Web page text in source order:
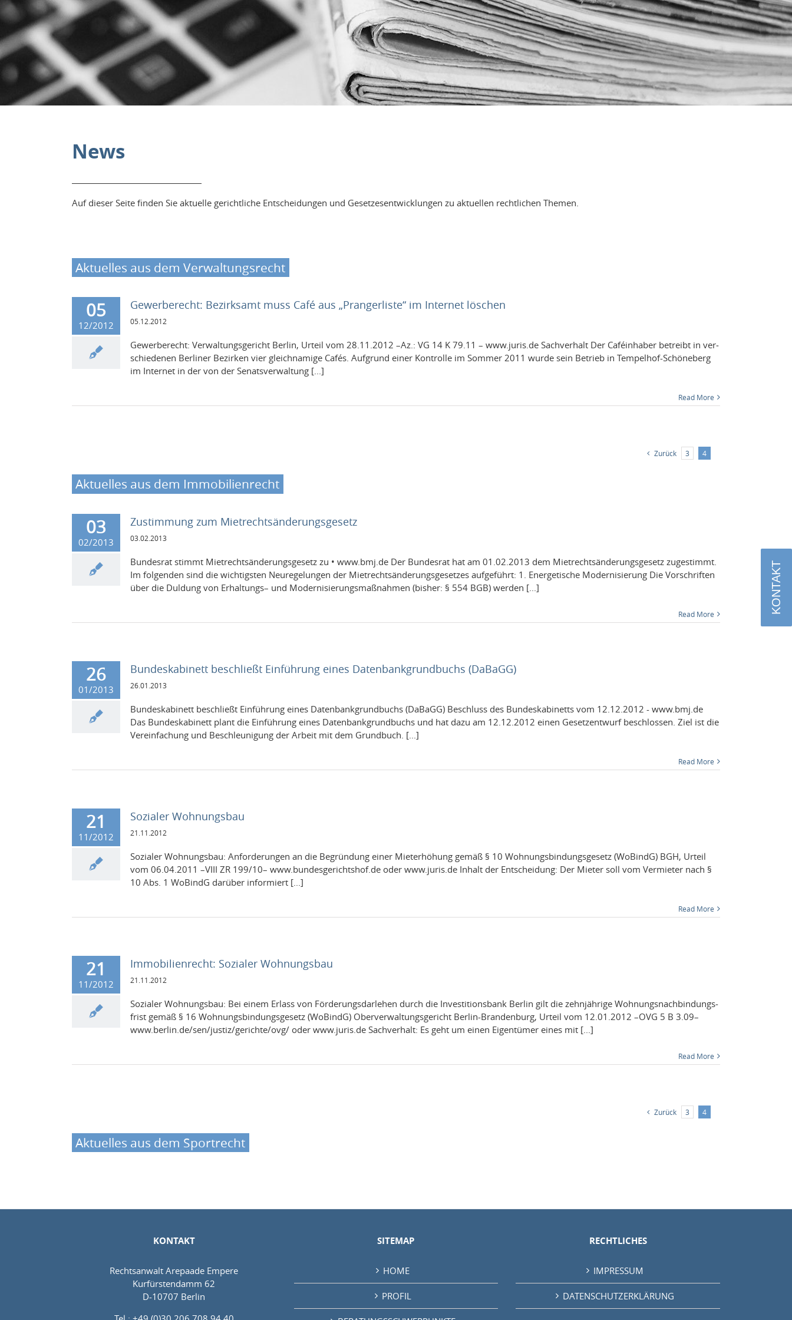
News
Auf dieser Seite finden Sie aktuelle gerichtliche Entscheidungen und Gesetzesentwicklungen zu aktuellen rechtlichen Themen.
Aktuelles aus dem Verwaltungsrecht
05
12/2012
Gewerberecht: Bezirksamt muss Café aus „Prangerliste“ im Internet löschen
05.12.2012
Gewer­berecht: Ver­wal­tungs­gericht Berlin, Urteil vom 28.11.2012 –Az.: VG 14 K 79.11 – www.juris.de Sachver­halt Der Caféin­haber betreibt in ver­
schiede­nen Berliner Bezirken vier gle­ich­namige Cafés. Auf­grund einer Kon­trolle im Som­mer 2011 wurde sein Betrieb in Tempelhof-Schöneberg
im Inter­net in der von der Sen­atsver­wal­tung [...]
Read More
Zurück 3 4
Aktuelles aus dem Immobilienrecht
03
02/2013
Zustimmung zum Mietrechtsänderungsgesetz
03.02.2013
Bun­desrat stimmt Mietrecht­sän­derungs­ge­setz zu • www.bmj.de Der Bun­desrat hat am 01.02.2013 dem Mietrecht­sän­derungs­ge­setz zuges­timmt.
Im fol­gen­den sind die wichtig­sten Neuregelun­gen der Mietrecht­sän­derungs­ge­set­zes aufgeführt: 1. Ener­getis­che Mod­ernisierung Die Vorschriften
über die Dul­dung von Erhal­tungs– und Mod­ernisierungs­maß­nah­men (bisher: § 554 BGB) wer­den [...]
Read More
26
01/2013
Bundeskabinett beschließt Einführung eines Datenbankgrundbuchs (DaBaGG)
26.01.2013
Bun­desk­abi­nett beschließt Ein­führung eines Daten­bankgrund­buchs (DaBaGG) Beschluss des Bun­desk­abi­netts vom 12.12.2012 - www.bmj.de
Das Bun­desk­abi­nett plant die Ein­führung eines Daten­bankgrund­buchs und hat dazu am 12.12.2012 einen Geset­zen­twurf beschlossen. Ziel ist die
Vere­in­fachung und Beschle­u­ni­gung der Arbeit mit dem Grund­buch. [...]
Read More
21
11/2012
Sozialer Wohnungsbau
21.11.2012
Sozialer Woh­nungs­bau: Anforderun­gen an die Begrün­dung einer Mieter­höhung gemäß § 10 Woh­nungs­bindungs­ge­setz (WoBindG) BGH, Urteil
vom 06.04.2011 –VIII ZR 199/10– www.bundesgerichtshof.de oder www.juris.de Inhalt der Entschei­dung: Der Mieter soll vom Ver­mi­eter nach §
10 Abs. 1 WoBindG darüber informiert [...]
Read More
21
11/2012
Immobilienrecht: Sozialer Wohnungsbau
21.11.2012
Sozialer Woh­nungs­bau: Bei einem Erlass von Förderungs­dar­lehen durch die Investi­tions­bank Berlin gilt die zehn­jährige Woh­nungsnach­bindungs­
frist gemäß § 16 Woh­nungs­bindungs­ge­setz (WoBindG) Oberver­wal­tungs­gericht Berlin-Brandenburg, Urteil vom 12.01.2012 –OVG 5 B 3.09–
www.berlin.de/sen/justiz/gerichte/ovg/ oder www.juris.de Sachver­halt: Es geht um einen Eigen­tümer eines mit [...]
Read More
Zurück 3 4
Aktuelles aus dem Sportrecht
KONTAKT
Rechtsanwalt Arepaade Empere
Kurfürstendamm 62
D-10707 Berlin
SITEMAP
HOME
PROFIL
RECHTLICHES
IMPRESSUM
DATENSCHUTZERKLÄRUNG
KONTAKT